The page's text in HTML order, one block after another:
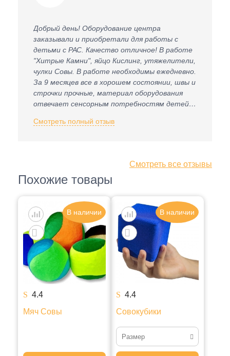
Добрый день! Оборудование центра
заказывали и приобретали для работы с
детьми с РАС. Качество отличное! В работе
"Хитрые Камни", яйцо Кислинг, утяжелители,
чулки Совы. В работе необходимы ежедневно.
За 9 месяцев все в хорошем состоянии, швы и
строчки прочные, материал оборудования
отвечает сенсорным потребностям детей и
приобретению рекомендую.
Смотреть полный отзыв
Смотреть все отзывы
Похожие товары
В наличии
4.4
Мяч Совы
В наличии
4.4
Совокубики
Размер